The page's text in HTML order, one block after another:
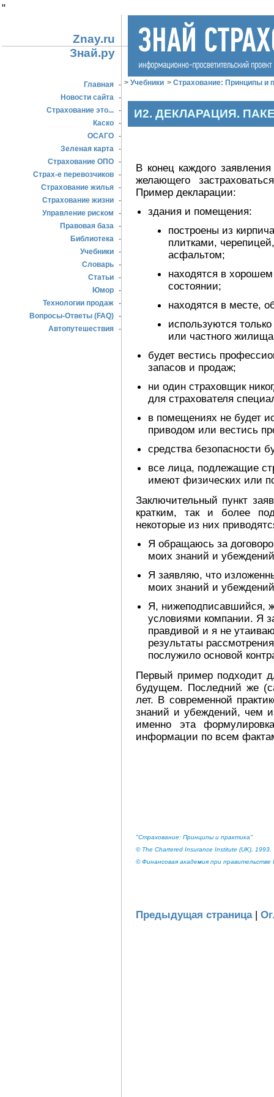
"
Znay.ru
Знай.ру
Главная -
Новости сайта -
Страхование это... -
Каско -
ОСАГО -
Зеленая карта -
Страхование ОПО -
Страх-е перевозчиков -
Страхование жилья -
Страхование жизни -
Управление риском
-
Правовая база -
Библиотека -
Учебники -
Словарь -
Статьи -
Юмор -
Технологии продаж -
Вопросы-Ответы (FAQ) -
Автопутешествия -
> Учебники > Страхование: Принципы и
И2. ДЕКЛАРАЦИЯ.
В конец каждого
желающего
Пример декларации:
здания и помещения:
построены из
плитками,
асфальтом;
находятся в
состоянии;
находятся в месте,
используются
или частного
будет вестись
запасов и продаж;
ни один страховщик
для страхователя
в помещениях не будет
приводом или вестись
средства безопасности
все лица, подлежащие
имеют физических или
Заключительный пункт
кратким, так и более
некоторые из них
Я обращаюсь за
моих знаний и
Я заявляю, что
моих знаний и
Я, нижеподписавшийся,
условиями компании. Я
правдивой и я не
результаты
послужило основой
Первый пример подходит
будущем. Последний же
лет. В современной
знаний и убеждений, чем
именно эта
информации по всем
"Страхование: Принципы и практика"
© The Chartered Insurance Institute (UK), 1993.
© Финансовая академия при правительстве
Предыдущая страница|